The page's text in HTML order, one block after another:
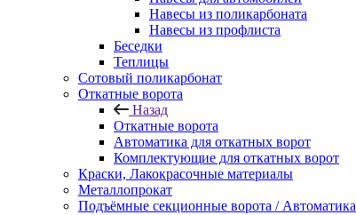
Навесы из поликарбоната
Навесы из профлиста
Беседки
Теплицы
Сотовый поликарбонат
Откатные ворота
Назад
Откатные ворота
Автоматика для откатных ворот
Комплектующие для откатных ворот
Краски, Лакокрасочные материалы
Металлопрокат
Подъёмные секционные ворота / Автоматика